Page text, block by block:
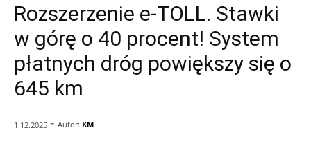
Rozszerzenie e-TOLL. Stawki
w górę o 40 procent! System
płatnych dróg powiększy się o
645 km
1.12.2025 - Autor: KM